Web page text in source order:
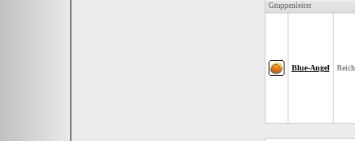
Gruppenleiter
Blue-Angel